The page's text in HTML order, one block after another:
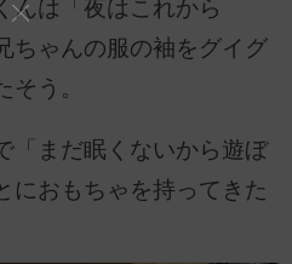
は「夜はこれから
ちゃんの服の袖をグイグ
う。
「まだ眠くないから遊ぼ
におもちゃを持ってきた